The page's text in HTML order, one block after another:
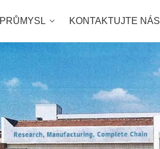
PRŮMYSL KONTAKTUJTE NÁS